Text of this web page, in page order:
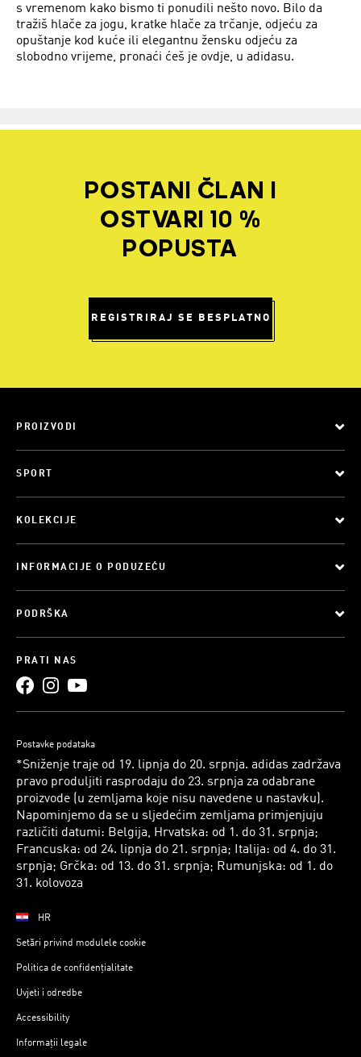
s vremenom kako bismo ti ponudili nešto novo. Bilo da
tražiš hlače za jogu, kratke hlače za trčanje, odjeću za
opuštanje kod kuće ili elegantnu žensku odjeću za
slobodno vrijeme, pronaći ćeš je ovdje, u adidasu.
POSTANI ČLAN I
OSTVARI 10 %
POPUSTA
REGISTRIRAJ SE BESPLATNO
PROIZVODI
SPORT
KOLEKCIJE
INFORMACIJE O PODUZEĆU
PODRŠKA
PRATI NAS
Postavke podataka
*Sniženje traje od 19. lipnja do 20. srpnja. adidas zadržava
pravo produljiti rasprodaju do 23. srpnja za odabrane
proizvode (u zemljama koje nisu navedene u nastavku).
Napominjemo da se u sljedećim zemljama primjenjuju
različiti datumi: Belgija, Hrvatska: od 1. do 31. srpnja;
Francuska: od 24. lipnja do 21. srpnja; Italija: od 4. do 31.
srpnja; Grčka: od 13. do 31. srpnja; Rumunjska: od 1. do
31. kolovoza
HR
Setări privind modulele cookie
Politica de confidențialitate
Uvjeti i odredbe
Accessibility
Informații legale